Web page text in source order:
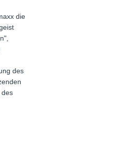
die
des
des